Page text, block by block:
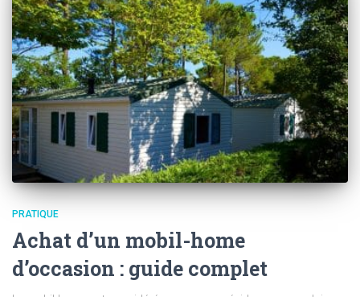
PRATIQUE
Achat d’un mobil-home
d’occasion : guide complet